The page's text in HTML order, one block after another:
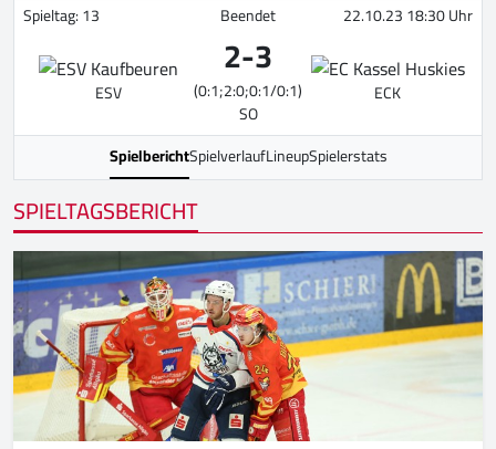
Spieltag: 13 Beendet 22.10.23 18:30 Uhr
ESV
2-3
(0:1;2:0;0:1/0:1)
SO
ECK
SpielberichtSpielverlaufLineupSpielerstats
SPIELTAGSBERICHT